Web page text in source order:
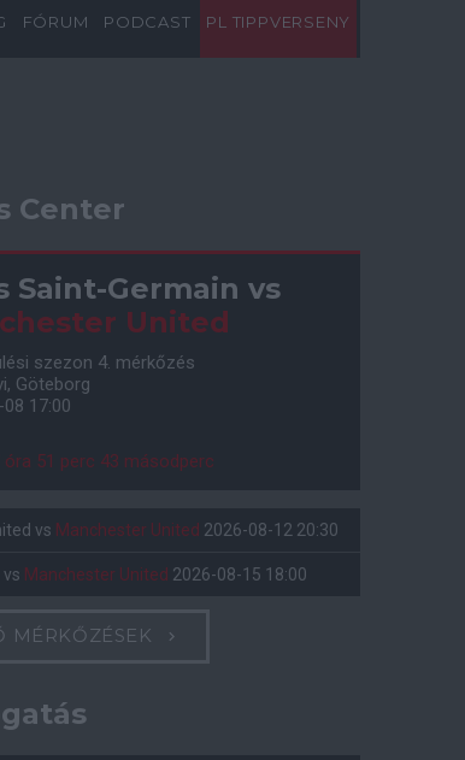
FÓRUM PODCAST PL TIPPVERSENY
Center
Saint-Germain vs
United
szezon 4. mérkőzés
Göteborg
17:00
óra 51 perc 42 másodperc
vs Manchester United 2026-08-12 20:30
vs Manchester United 2026-08-15 18:00
MÉRKŐZÉSEK